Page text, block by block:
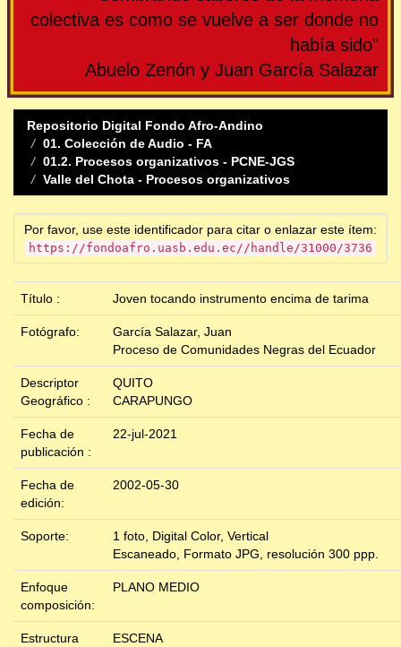
colectiva es como se vuelve a ser donde no
había sido"
Abuelo Zenón y Juan García Salazar
Repositorio Digital Fondo Afro-Andino
01. Colección de Audio - FA
01.2. Procesos organizativos - PCNE-JGS
Valle del Chota - Procesos organizativos
Por favor, use este identificador para citar o enlazar este ítem:
https://fondoafro.uasb.edu.ec//handle/31000/3736
Título : Joven tocando instrumento encima de tarima
Fotógrafo:
García Salazar, Juan
Proceso de Comunidades Negras del Ecuador
Descriptor
Geográfico :
QUITO
CARAPUNGO
Fecha de
publicación :
22-jul-2021
Fecha de
edición:
2002-05-30
Soporte:
1 foto, Digital Color, Vertical
Escaneado, Formato JPG, resolución 300 ppp.
Enfoque
composición:
PLANO MEDIO
Estructura
ESCENA